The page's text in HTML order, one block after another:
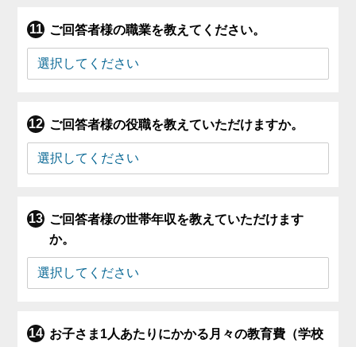
ご回答者様の職業を教えてください。
ご回答者様の役職を教えていただけますか。
ご回答者様の世帯年収を教えていただけます
か。
お子さま1人あたりにかかる月々の教育費（学校